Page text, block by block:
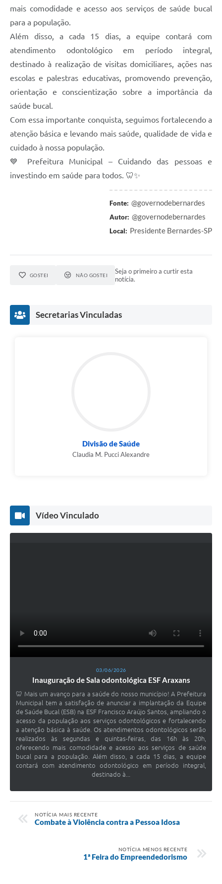
mais comodidade e acesso aos serviços de saúde bucal
para a população.
Além disso, a cada 15 dias, a equipe contará com
atendimento odontológico em período integral,
destinado à realização de visitas domiciliares, ações nas
escolas e palestras educativas, promovendo prevenção,
orientação e conscientização sobre a importância da
saúde bucal.
Com essa importante conquista, seguimos fortalecendo a
atenção básica e levando mais saúde, qualidade de vida e
cuidado à nossa população.
💙 Prefeitura Municipal – Cuidando das pessoas e
investindo em saúde para todos. 🦷✨
Fonte: @governodebernardes
Autor: @governodebernardes
Local: Presidente Bernardes-SP
GOSTEI NÃO GOSTEI
Seja o primeiro a curtir esta
notícia.
Secretarias Vinculadas
Divisão de Saúde
Claudia M. Pucci Alexandre
Vídeo Vinculado
03/06/2026
Inauguração de Sala odontológica ESF Araxans
🦷 Mais um avanço para a saúde do nosso município! A Prefeitura
Municipal tem a satisfação de anunciar a implantação da Equipe
de Saúde Bucal (ESB) na ESF Francisco Araújo Santos, ampliando o
acesso da população aos serviços odontológicos e fortalecendo
a atenção básica à saúde. Os atendimentos odontológicos serão
realizados às segundas e quintas-feiras, das 16h às 20h,
oferecendo mais comodidade e acesso aos serviços de saúde
bucal para a população. Além disso, a cada 15 dias, a equipe
contará com atendimento odontológico em período integral,
destinado à...
NOTÍCIA MAIS RECENTE
Combate à Violência contra a Pessoa Idosa
NOTÍCIA MENOS RECENTE
1ª Feira do Empreendedorismo